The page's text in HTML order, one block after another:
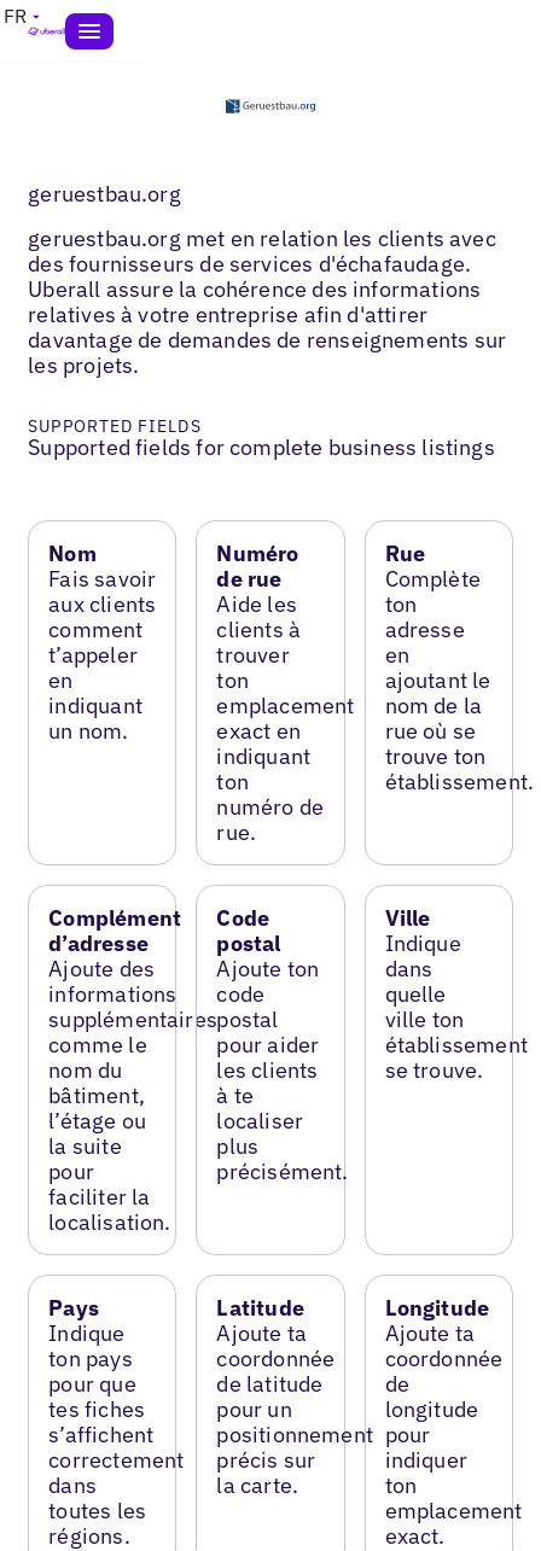
FR
geruestbau.org
geruestbau.org met en relation les clients avec
des fournisseurs de services d'échafaudage.
Uberall assure la cohérence des informations
relatives à votre entreprise afin d'attirer
davantage de demandes de renseignements sur
les projets.
SUPPORTED FIELDS
Supported fields for complete business listings
Nom
Fais savoir
aux clients
comment
t’appeler
en
indiquant
un nom.
Numéro
de rue
Aide les
clients à
trouver
ton
emplacement
exact en
indiquant
ton
numéro de
rue.
Rue
Complète
ton
adresse
en
ajoutant le
nom de la
rue où se
trouve ton
établissement.
Complément
d’adresse
Ajoute des
informations
supplémentaires
comme le
nom du
bâtiment,
l’étage ou
la suite
pour
faciliter la
localisation.
Code
postal
Ajoute ton
code
postal
pour aider
les clients
à te
localiser
plus
précisément.
Ville
Indique
dans
quelle
ville ton
établissement
se trouve.
Pays
Indique
ton pays
pour que
tes fiches
s’affichent
correctement
dans
toutes les
régions.
Latitude
Ajoute ta
coordonnée
de latitude
pour un
positionnement
précis sur
la carte.
Longitude
Ajoute ta
coordonnée
de
longitude
pour
indiquer
ton
emplacement
exact.